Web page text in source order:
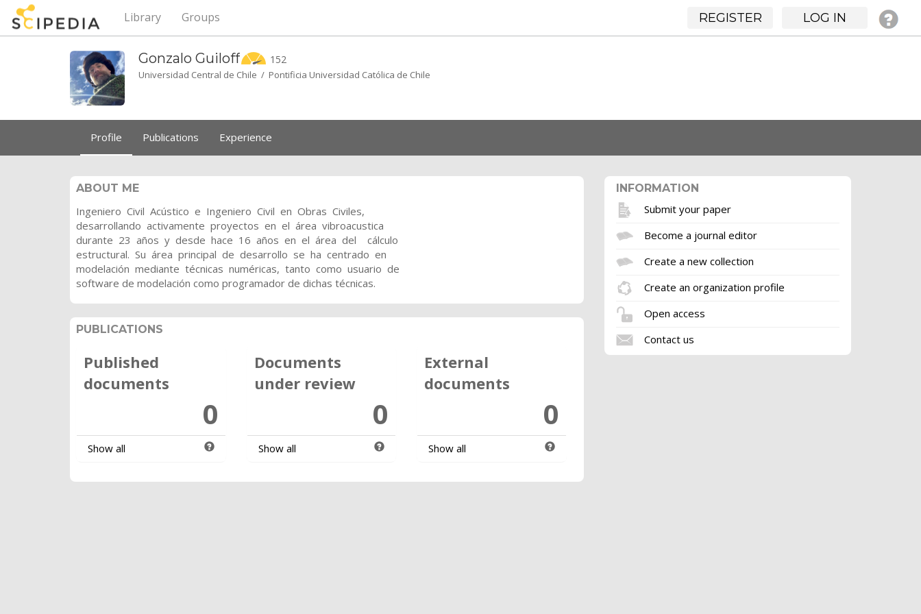
REGISTER LOG IN
Library Groups
Gonzalo Guiloff 152
Universidad Central de Chile / Pontificia Universidad Católica de Chile
Profile Publications Experience
ABOUT ME
Ingeniero Civil Acústico e Ingeniero Civil en Obras Civiles,
desarrollando activamente proyectos en el área vibroacustica
durante 23 años y desde hace 16 años en el área del cálculo
estructural. Su área principal de desarrollo se ha centrado en
modelación mediante técnicas numéricas, tanto como usuario de
software de modelación como programador de dichas técnicas.
PUBLICATIONS
Published
documents
0
Show all
Documents
under review
0
Show all
External
documents
0
Show all
INFORMATION
Submit your paper
Become a journal editor
Create a new collection
Create an organization profile
Open access
Contact us